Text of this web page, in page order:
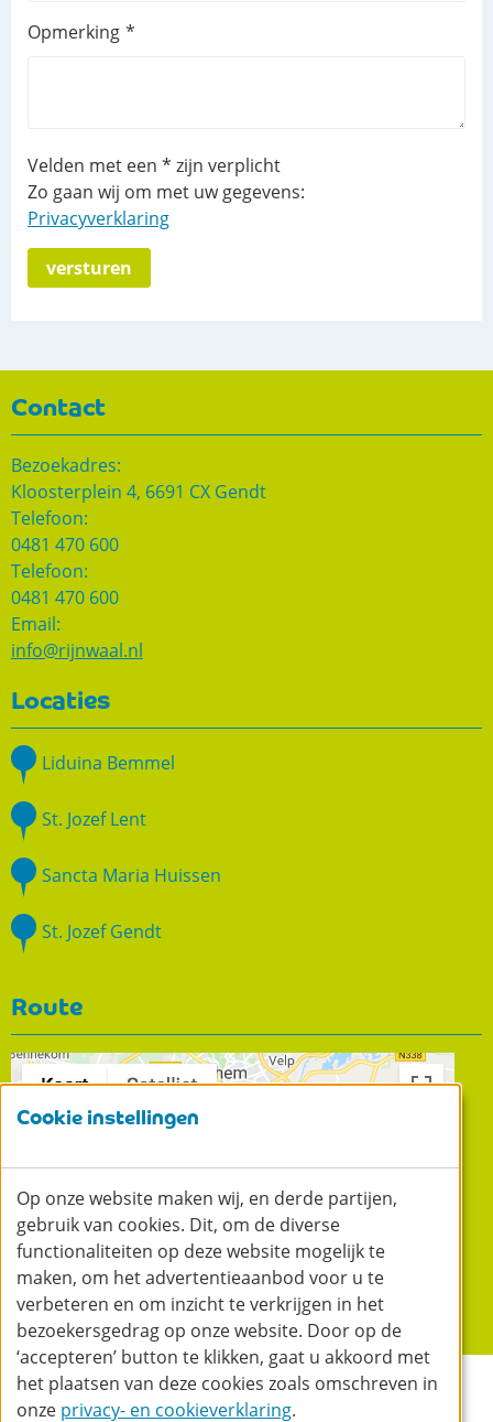
Opmerking
Velden met een * zijn verplicht
Zo gaan wij om met uw gegevens:
Privacyverklaring
versturen
Contact
Bezoekadres:
Kloosterplein 4, 6691 CX Gendt
Telefoon:
0481 470 600
Telefoon:
0481 470 600
Email:
info@rijnwaal.nl
Locaties
Liduina Bemmel
St. Jozef Lent
Sancta Maria Huissen
St. Jozef Gendt
Route
Liduina
Bemmel
Gouden
Appel
© 2026 RijnWaal Zorggroep Cookie instellingen
Ontwikkeld
door a&m impact
Privacy Disclaimer
Cookie instellingen
Op onze website maken wij, en derde partijen,
gebruik van cookies. Dit, om de diverse
functionaliteiten op deze website mogelijk te
maken, om het advertentieaanbod voor u te
verbeteren en om inzicht te verkrijgen in het
bezoekersgedrag op onze website. Door op de
‘accepteren’ button te klikken, gaat u akkoord met
het plaatsen van deze cookies zoals omschreven in
onze privacy- en cookieverklaring.